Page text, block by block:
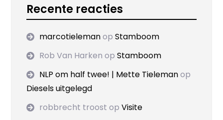
Recente reacties
marcotielemanopStamboom
Rob Van Harken opStamboom
NLP om half twee! | Mette Tielemanop
Diesels uitgelegd
robbrecht troost opVisite